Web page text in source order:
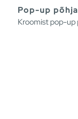
Pop-up
Kroomist pop-up